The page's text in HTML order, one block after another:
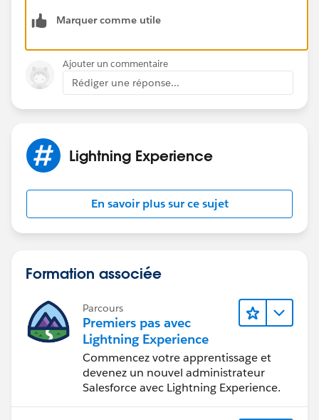
Thanks.Marquer comme utile
Ajouter un commentaire
Rédiger une réponse...
Lightning Experience
En savoir plus sur ce sujet
Formation associée
Parcours
Premiers pas avec
Lightning Experience
Commencez votre apprentissage et
devenez un nouvel administrateur
Salesforce avec Lightning Experience.